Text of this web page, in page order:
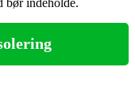
bør indeholde.